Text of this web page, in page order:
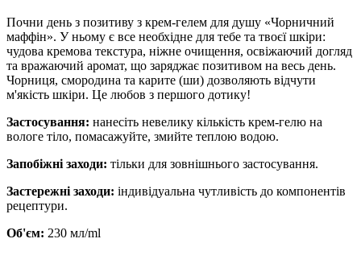
Почни день з позитиву з крем-гелем для душу «Чорничний
маффін». У ньому є все необхідне для тебе та твоєї шкіри:
чудова кремова текстура, ніжне очищення, освіжаючий догляд
та вражаючий аромат, що заряджає позитивом на весь день.
Чорниця, смородина та карите (ши) дозволяють відчути
м'якість шкіри. Це любов з першого дотику!
Застосування: нанесіть невелику кількість крем-гелю на
вологе тіло, помасажуйте, змийте теплою водою.
Запобіжні заходи: тільки для зовнішнього застосування.
Застережні заходи: індивідуальна чутливість до компонентів
рецептури.
Об'єм: 230 мл/ml